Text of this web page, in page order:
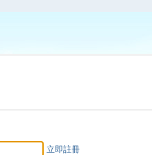
立即註冊